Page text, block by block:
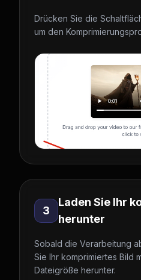
Drücken Sie die
um den
3
Laden Sie Ihr
herunter
Sobald die Verarbeitung
Sie Ihr komprimiertes Bild
Dateigröße herunter.